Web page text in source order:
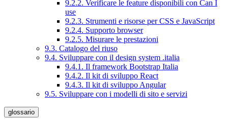
9.2.2. Verificare le feature disponibili con Can I
use
9.2.3. Strumenti e risorse per CSS e JavaScript
9.2.4. Supporto browser
9.2.5. Misurare le prestazioni
9.3. Catalogo del riuso
9.4. Sviluppare con il design system .italia
9.4.1. Il framework Bootstrap Italia
9.4.2. Il kit di sviluppo React
9.4.3. Il kit di sviluppo Angular
9.5. Sviluppare con i modelli di sito e servizi
glossario